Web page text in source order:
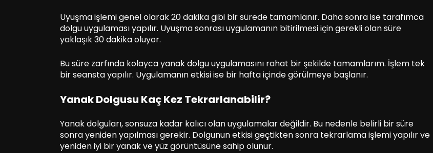
Uyuşma işlemi genel olarak 20 dakika gibi bir sürede tamamlanır. Daha sonra ise tarafımca
dolgu uygulaması yapılır. Uyuşma sonrası uygulamanın bitirilmesi için gerekli olan süre
yaklaşık 30 dakika oluyor.
Bu süre zarfında kolayca yanak dolgu uygulamasını rahat bir şekilde tamamlarım. İşlem tek
bir seansta yapılır. Uygulamanın etkisi ise bir hafta içinde görülmeye başlanır.
Yanak Dolgusu Kaç Kez Tekrarlanabilir?
Yanak dolguları, sonsuza kadar kalıcı olan uygulamalar değildir. Bu nedenle belirli bir süre
sonra yeniden yapılması gerekir. Dolgunun etkisi geçtikten sonra tekrarlama işlemi yapılır ve
yeniden iyi bir yanak ve yüz görüntüsüne sahip olunur.